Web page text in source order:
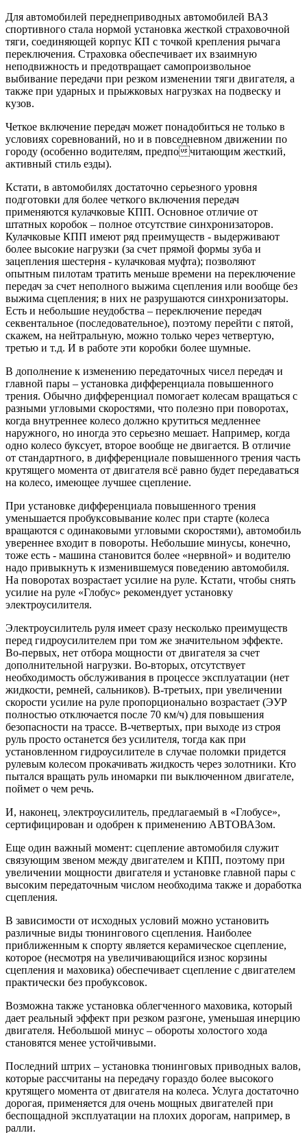
Для автомобилей переднеприводных автомобилей ВАЗ
спортивного стала нормой установка жесткой страховочной
тяги, соединяющей корпус КП с точкой крепления рычага
переключения. Страховка обеспечивает их взаимную
неподвижность и предотвращает самопроизвольное
выбивание передачи при резком изменении тяги двигателя, а
также при ударных и прыжковых нагрузках на подвеску и
кузов.
Четкое включение передач может понадобиться не только в
условиях соревнований, но и в повседневном движении по
городу (особенно водителям, предпочитающим жесткий,
активный стиль езды).
Кстати, в автомобилях достаточно серьезного уровня
подготовки для более четкого включения передач
применяются кулачковые КПП. Основное отличие от
штатных коробок – полное отсутствие синхронизаторов.
Кулачковые КПП имеют ряд преимуществ - выдерживают
более высокие нагрузки (за счет прямой формы зуба и
зацепления шестерня - кулачковая муфта); позволяют
опытным пилотам тратить меньше времени на переключение
передач за счет неполного выжима сцепления или вообще без
выжима сцепления; в них не разрушаются синхронизаторы.
Есть и небольшие неудобства – переключение передач
секвентальное (последовательное), поэтому перейти с пятой,
скажем, на нейтральную, можно только через четвертую,
третью и т.д. И в работе эти коробки более шумные.
В дополнение к изменению передаточных чисел передач и
главной пары – установка дифференциала повышенного
трения. Обычно дифференциал помогает колесам вращаться с
разными угловыми скоростями, что полезно при поворотах,
когда внутреннее колесо должно крутиться медленнее
наружного, но иногда это серьезно мешает. Например, когда
одно колесо буксует, второе вообще не двигается. В отличие
от стандартного, в дифференциале повышенного трения часть
крутящего момента от двигателя всё равно будет передаваться
на колесо, имеющее лучшее сцепление.
При установке дифференциала повышенного трения
уменьшается пробуксовывание колес при старте (колеса
вращаются с одинаковыми угловыми скоростями), автомобиль
увереннее входит в повороты. Небольшие минусы, конечно,
тоже есть - машина становится более «нервной» и водителю
надо привыкнуть к изменившемуся поведению автомобиля.
На поворотах возрастает усилие на руле. Кстати, чтобы снять
усилие на руле «Глобус» рекомендует установку
электроусилителя.
Электроусилитель руля имеет сразу несколько преимуществ
перед гидроусилителем при том же значительном эффекте.
Во-первых, нет отбора мощности от двигателя за счет
дополнительной нагрузки. Во-вторых, отсутствует
необходимость обслуживания в процессе эксплуатации (нет
жидкости, ремней, сальников). В-третьих, при увеличении
скорости усилие на руле пропорционально возрастает (ЭУР
полностью отключается после 70 км/ч) для повышения
безопасности на трассе. В-четвертых, при выходе из строя
руль просто останется без усилителя, тогда как при
установленном гидроусилителе в случае поломки придется
рулевым колесом прокачивать жидкость через золотники. Кто
пытался вращать руль иномарки пи выключенном двигателе,
поймет о чем речь.
И, наконец, электроусилитель, предлагаемый в «Глобусе»,
сертифицирован и одобрен к применению АВТОВАЗом.
Еще один важный момент: сцепление автомобиля служит
связующим звеном между двигателем и КПП, поэтому при
увеличении мощности двигателя и установке главной пары с
высоким передаточным числом необходима также и доработка
сцепления.
В зависимости от исходных условий можно установить
различные виды тюнингового сцепления. Наиболее
приближенным к спорту является керамическое сцепление,
которое (несмотря на увеличивающийся износ корзины
сцепления и маховика) обеспечивает сцепление с двигателем
практически без пробуксовок.
Возможна также установка облегченного маховика, который
дает реальный эффект при резком разгоне, уменьшая инерцию
двигателя. Небольшой минус – обороты холостого хода
становятся менее устойчивыми.
Последний штрих – установка тюнинговых приводных валов,
которые рассчитаны на передачу гораздо более высокого
крутящего момента от двигателя на колеса. Услуга достаточно
дорогая, применяется для очень мощных двигателей при
беспощадной эксплуатации на плохих дорогам, например, в
ралли.